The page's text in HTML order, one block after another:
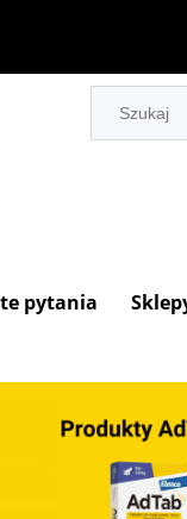
pytania